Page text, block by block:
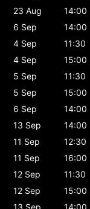
23 Aug
14:00
6 Sep
14:00
4 Sep
11:30
4 Sep
15:00
5 Sep
11:30
5 Sep
15:00
6 Sep
14:00
13 Sep
14:00
11 Sep
12:30
11 Sep
16:00
12 Sep
11:30
12 Sep
15:00
13 Sep
14:00